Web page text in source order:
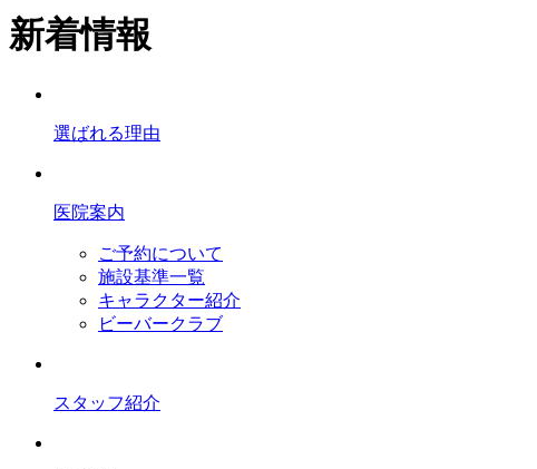
新着情報
選ばれる理由
医院案内
ご予約について
施設基準一覧
キャラクター紹介
ビーバークラブ
スタッフ紹介